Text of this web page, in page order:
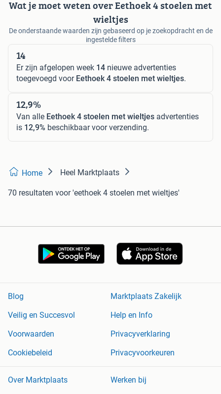
Wat je moet weten over Eethoek 4 stoelen met
wieltjes
De onderstaande waarden zijn gebaseerd op je zoekopdracht en de
ingestelde filters
14
Er zijn afgelopen week 14 nieuwe advertenties
toegevoegd voor Eethoek 4 stoelen met wieltjes.
12,9%
Van alle Eethoek 4 stoelen met wieltjes advertenties
is 12,9% beschikbaar voor verzending.
Home Heel Marktplaats
70 resultaten voor 'eethoek 4 stoelen met wieltjes'
Blog
Marktplaats Zakelijk
Veilig en Succesvol
Help en Info
Voorwaarden
Privacyverklaring
Cookiebeleid
Privacyvoorkeuren
Over Marktplaats Werken bij